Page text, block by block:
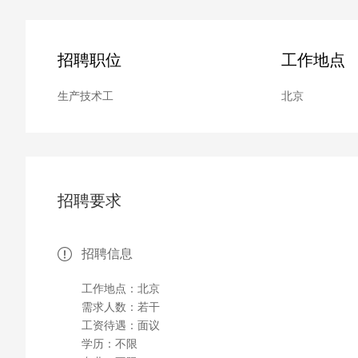
招聘职位
生产技术工
工作地点
北京
招聘要求
招聘信息
工作地点：北京
需求人数：若干
工资待遇：面议
学历：不限